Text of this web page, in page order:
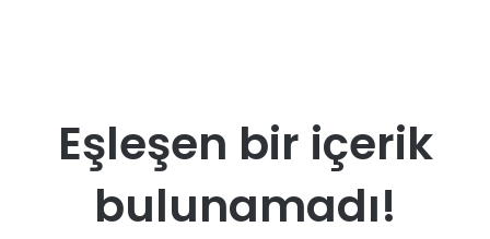
Eşleşen bir içerik
bulunamadı!